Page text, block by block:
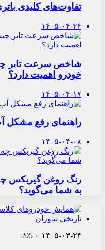
تفاوت‌های کلیدی
۱۴۰۵-۰۴-۲۴
شاخص سرعت تایر
خودرو اهمیت دارد؟
۱۴۰۵-۰۴-۱۷
راهنمای رفع مشکل
۱۴۰۵-۰۴-۰۸
رنگ روغن گیربکس
به شما می‌گوید؟
۱۴۰۵-۰۳-۲۴ ۰ 205